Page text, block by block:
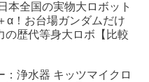
本全国の実物大ロボット
α！お台場ガンダムだけ
の歴代等身大ロボ【比較
：浄水器 キッツマイクロ